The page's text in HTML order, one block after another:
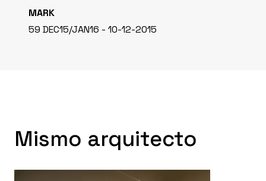
MARK
59 DEC15/JAN16 - 10-12-2015
Mismo arquitecto